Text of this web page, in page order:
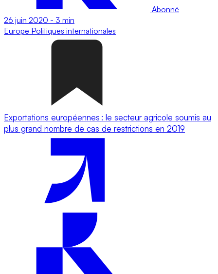
Abonné
26 juin 2020 - 3 min
Europe Politiques internationales
Exportations européennes : le secteur agricole soumis au
plus grand nombre de cas de restrictions en 2019